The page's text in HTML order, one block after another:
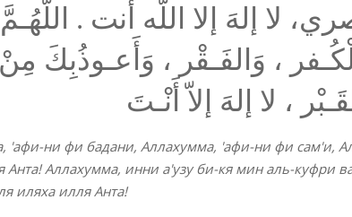
لا إلهَ إلا اللّه أنت . اللّهُـمَّ
، وَالفَـقْر ، وَأَعـوذُبِكَ مِنْ
، لا إلهَ إلاّ أَنْـتَ
'афи-ни фи бадани, Аллахумма, 'афи-ни фи сам'и,
Анта! Аллахумма, инни а'узу би-кя мин аль-куфри
иляха илля Анта!